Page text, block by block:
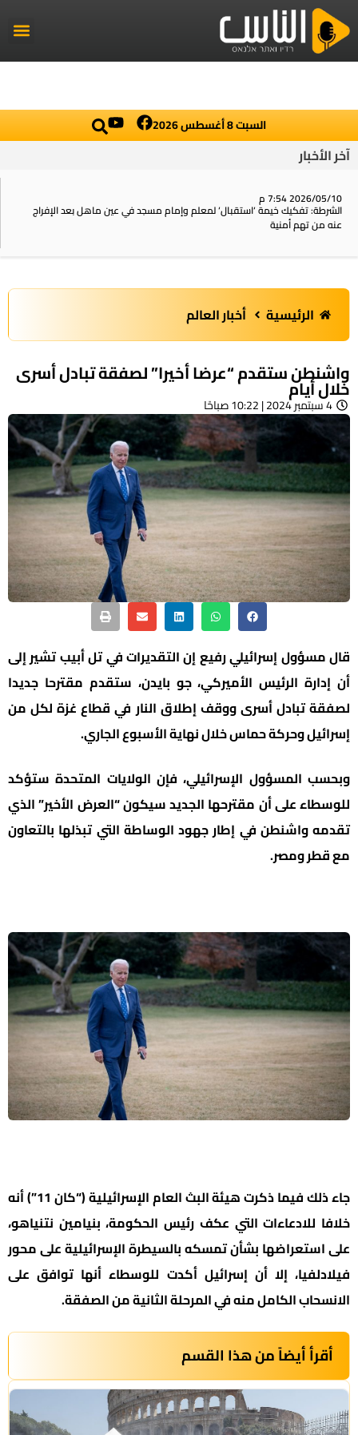
السبت 8 أغسطس 2026
آخر الأخبار
2026/05/10 7:54 م
الشرطة: تفكيك خيمة ‘استقبال‘ لمعلم وإمام مسجد في عين ماهل بعد الإفراج
عنه من تهم أمنية
الرئيسية أخبار العالم
واشنطن ستقدم “عرضا أخيرا” لصفقة تبادل أسرى
خلال أيام
4 سبتمبر 2024 | 10:22 صباحًا
قال مسؤول إسرائيلي رفيع إن التقديرات في تل أبيب تشير إلى
أن إدارة الرئيس الأميركي، جو بايدن، ستقدم مقترحا جديدا
لصفقة تبادل أسرى ووقف إطلاق النار في قطاع غزة لكل من
إسرائيل وحركة حماس خلال نهاية الأسبوع الجاري.
وبحسب المسؤول الإسرائيلي، فإن الولايات المتحدة ستؤكد
للوسطاء على أن مقترحها الجديد سيكون “العرض الأخير” الذي
تقدمه واشنطن في إطار جهود الوساطة التي تبذلها بالتعاون
مع قطر ومصر.
جاء ذلك فيما ذكرت هيئة البث العام الإسرائيلية (“كان 11”) أنه
خلافا للادعاءات التي عكف رئيس الحكومة، بنيامين نتنياهو،
على استعراضها بشأن تمسكه بالسيطرة الإسرائيلية على محور
فيلادلفيا، إلا أن إسرائيل أكدت للوسطاء أنها توافق على
الانسحاب الكامل منه في المرحلة الثانية من الصفقة.
أقرأ أيضاً من هذا القسم